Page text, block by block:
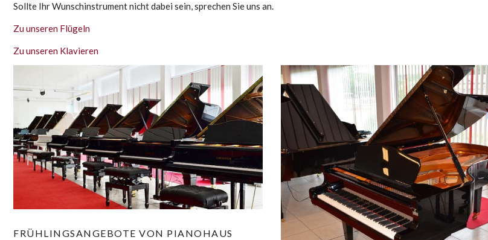
Sollte Ihr Wunschinstrument nicht dabei sein, sprechen Sie uns an.
Zu unseren Flügeln
Zu unseren Klavieren
FRÜHLINGSANGEBOTE VON PIANOHAUS